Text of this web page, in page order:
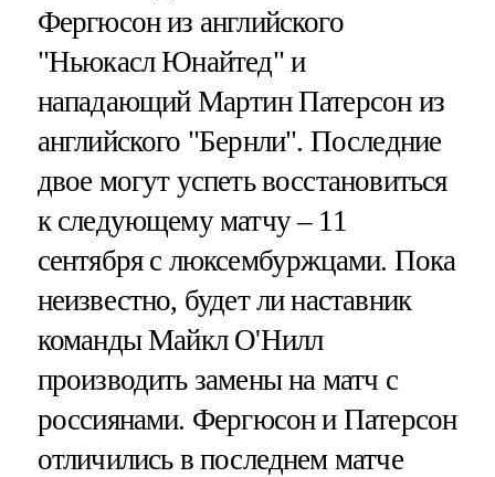
Фергюсон из английского
"Ньюкасл Юнайтед" и
нападающий Мартин Патерсон из
английского "Бернли". Последние
двое могут успеть восстановиться
к следующему матчу – 11
сентября с люксембуржцами. Пока
неизвестно, будет ли наставник
команды Майкл О'Нилл
производить замены на матч с
россиянами. Фергюсон и Патерсон
отличились в последнем матче